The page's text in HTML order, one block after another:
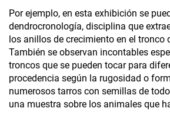
Por ejemplo, en esta exhibición se
dendrocronología, disciplina que
los anillos de crecimiento en el tronco
También se observan incontables
troncos que se pueden tocar para
procedencia según la rugosidad o
numerosos tarros con semillas de
una muestra sobre los animales que